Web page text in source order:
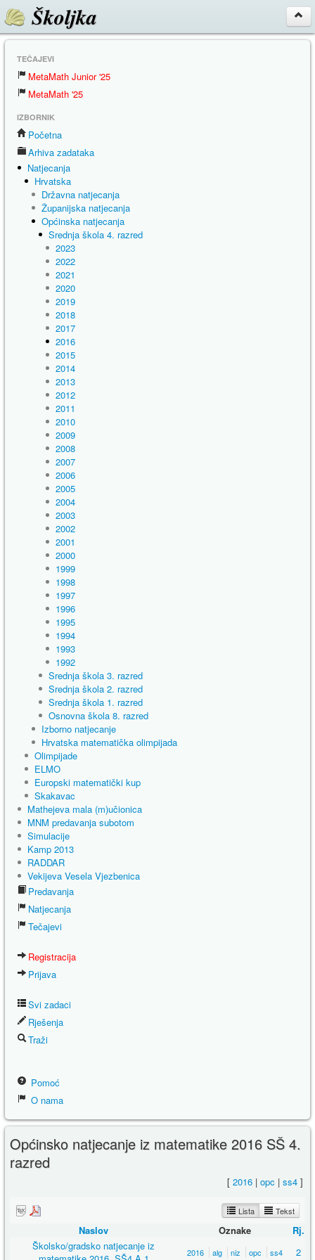
Školjka
TEČAJEVI
MetaMath Junior '25
MetaMath '25
IZBORNIK
Početna
Arhiva zadataka
Natjecanja
Hrvatska
Državna natjecanja
Županijska natjecanja
Općinska natjecanja
Srednja škola 4. razred
2023
2022
2021
2020
2019
2018
2017
2016
2015
2014
2013
2012
2011
2010
2009
2008
2007
2006
2005
2004
2003
2002
2001
2000
1999
1998
1997
1996
1995
1994
1993
1992
Srednja škola 3. razred
Srednja škola 2. razred
Srednja škola 1. razred
Osnovna škola 8. razred
Izborno natjecanje
Hrvatska matematička olimpijada
Olimpijade
ELMO
Europski matematički kup
Skakavac
Mathejeva mala (m)učionica
MNM predavanja subotom
Simulacije
Kamp 2013
RADDAR
Vekijeva Vesela Vjezbenica
Predavanja
Natjecanja
Tečajevi
Registracija
Prijava
Svi zadaci
Rješenja
Traži
Pomoć
O nama
Općinsko natjecanje iz matematike 2016 SŠ 4.
razred
[ 2016 | opc | ss4 ]
Lista Tekst
Naslov Oznake
Rj.
Školsko/gradsko natjecanje iz
2016 alg niz opc ss4 2